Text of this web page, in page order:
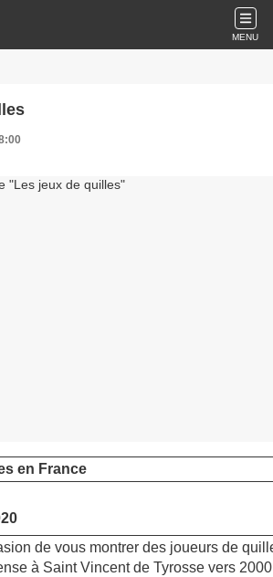
MENU
en France
de vous montrer des joueurs de
à Saint Vincent de Tyrosse vers